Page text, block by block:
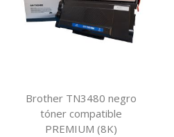
Brother TN3480 negro
tóner compatible
PREMIUM (8K)